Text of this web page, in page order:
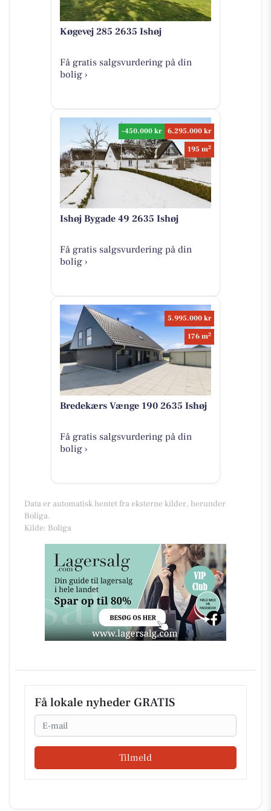
Køgevej 285 2635 Ishøj
Få gratis salgsvurdering på din
bolig ›
-450.000 kr
6.295.000 kr
195 m2
Ishøj Bygade 49 2635 Ishøj
Få gratis salgsvurdering på din
bolig ›
5.995.000 kr
176 m2
Bredekærs Vænge 190 2635 Ishøj
Få gratis salgsvurdering på din
bolig ›
Data er automatisk hentet fra eksterne kilder, herunder
Boliga.
Kilde: Boliga
Få lokale nyheder GRATIS
Email
Tilmeld